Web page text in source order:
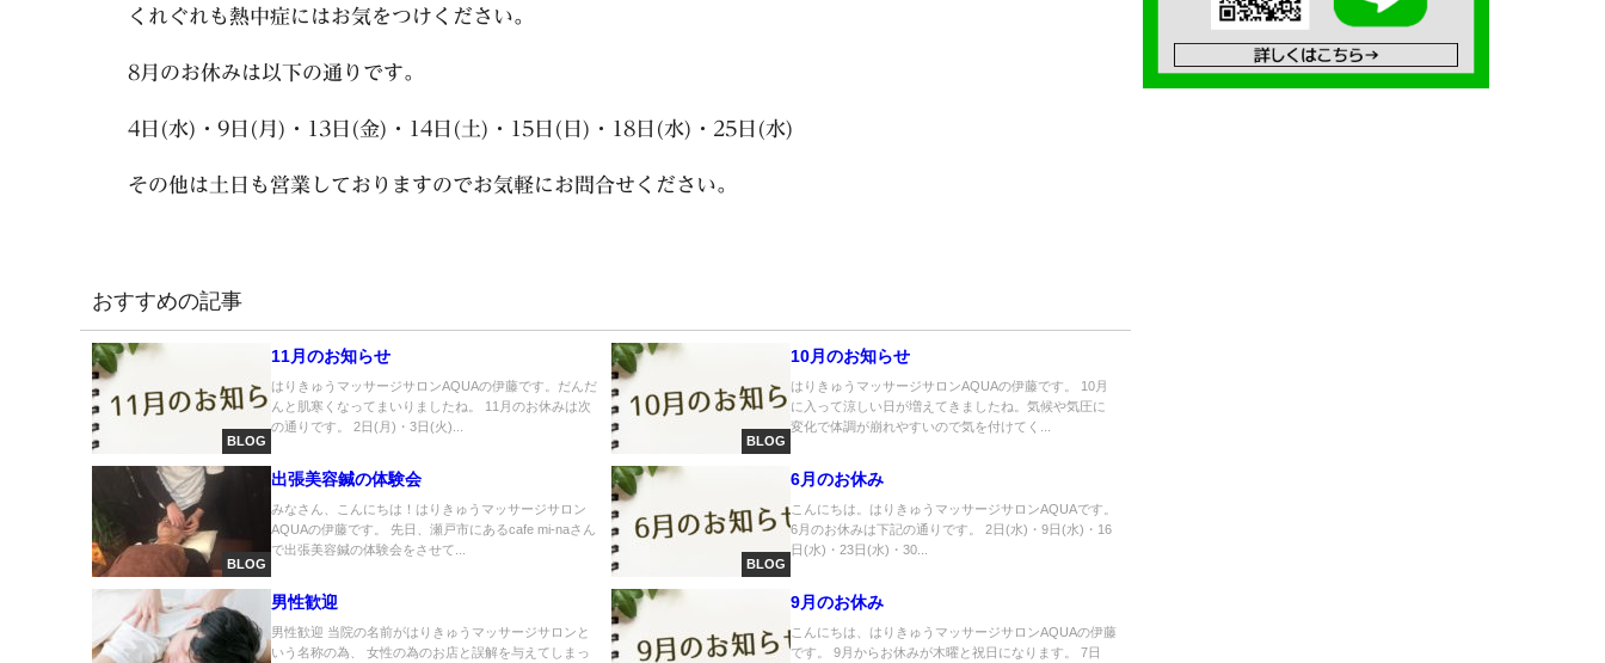
くれぐれも熱中症にはお気をつけください。
8月のお休みは以下の通りです。
4日(水)・9日(月)・13日(金)・14日(土)・15日(日)・18日(水)・25日(水)
その他は土日も営業しておりますのでお気軽にお問合せください。
おすすめの記事
BLOG
11月のお知らせ
はりきゅうマッサージサロンAQUAの伊藤です。だんだ
んと肌寒くなってまいりましたね。 11月のお休みは次
の通りです。 2日(月)・3日(火)...
BLOG
10月のお知らせ
はりきゅうマッサージサロンAQUAの伊藤です。 10月
に入って涼しい日が増えてきましたね。気候や気圧に
変化で体調が崩れやすいので気を付けてく...
BLOG
出張美容鍼の体験会
みなさん、こんにちは！はりきゅうマッサージサロン
AQUAの伊藤です。 先日、瀬戸市にあるcafe mi-naさん
で出張美容鍼の体験会をさせて...
BLOG
6月のお休み
こんにちは。はりきゅうマッサージサロンAQUAです。
6月のお休みは下記の通りです。 2日(水)・9日(水)・16
日(水)・23日(水)・30...
男性歓迎
男性歓迎 当院の名前がはりきゅうマッサージサロンと
いう名称の為、 女性の為のお店と誤解を与えてしまっ
9月のお休み
こんにちは、はりきゅうマッサージサロンAQUAの伊藤
です。 9月からお休みが木曜と祝日になります。 7日